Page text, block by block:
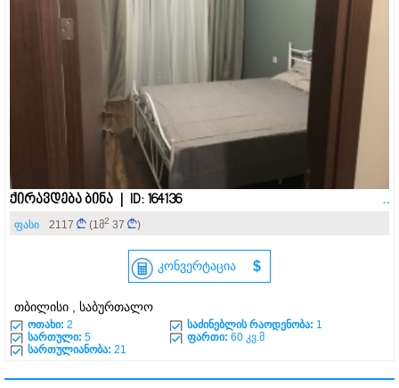
ქირავდება ბინა | ID: 164136 ..
ფასი 2117 (1მ2 37 )
კონვერტაცია $
თბილისი , საბურთალო
ოთახი: 2 საძინებლის რაოდენობა: 1
სართული: 5 ფართი: 60 კვ.მ
სართულიანობა: 21